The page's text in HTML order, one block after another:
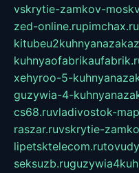
vskrytie-zamkov-
zed-online.rupimchax.ru
xehyroo-5-
guzywia-4-
cs68.ruvladivostok-
raszar.ruvskrytie-
lipetsktelecom.ru
seksuzb.ru